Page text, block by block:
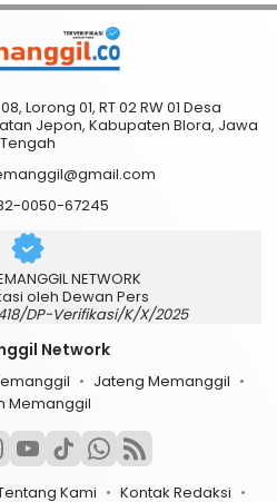
Lorong 01, RT 02 RW 01 Desa
Jepon, Kabupaten Blora, Jawa
Tengah
0050-67245
NETWORK
oleh Dewan Pers
DP-Verifikasi/K/X/2025
Network
Jateng Memanggil
Memanggil
Kami Kontak Redaksi